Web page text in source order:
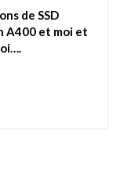
de SSD
A400 et moi et